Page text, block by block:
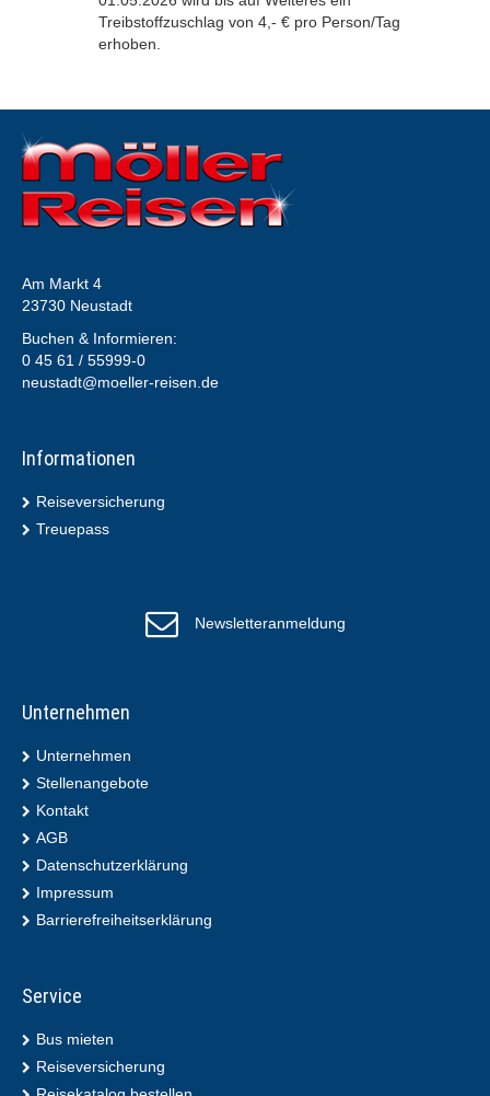
Treibstoffzuschlag von 4,- € pro Person/Tag
erhoben.
Am Markt 4
23730 Neustadt
Buchen & Informieren:
0 45 61 / 55999-0
neustadt@moeller-reisen.de
Informationen
Reiseversicherung
Treuepass
Newsletteranmeldung
Unternehmen
Unternehmen
Stellenangebote
Kontakt
AGB
Datenschutzerklärung
Impressum
Barrierefreiheitserklärung
Service
Bus mieten
Reiseversicherung